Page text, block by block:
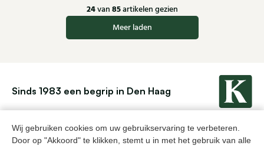
Wij gebruiken cookies om uw gebruikservaring te verbeteren.
Door op "Akkoord" te klikken, stemt u in met het gebruik van alle
24van 85artikelen gezien
Meer laden
Sinds 1983 een begrip in Den Haag
Voor dames Voor heren